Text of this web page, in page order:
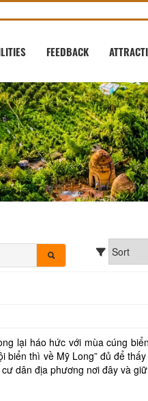
FEEDBACK
lại háo hức với mùa cúng
biển thì về Mỹ Long” đủ để
dân địa phương nơi đây và giữ